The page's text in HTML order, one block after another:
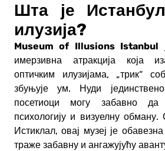
Шта је
илузија?
Museum of Illusions Istanbul
имерзивна атракција која
оптичким илузијама, „трик“
збуњује ум. Нуди
посетиоци могу забавно да
психологију и визуелну
Истиклал, овај музеј је
траже забавну и ангажујућу